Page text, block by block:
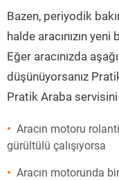
Bazen, periyodik
halde aracınızın
Eğer aracınızda
düşünüyorsanız
Pratik Araba
Aracın motoru
gürültülü çalışıyorsa
Aracın motorunda